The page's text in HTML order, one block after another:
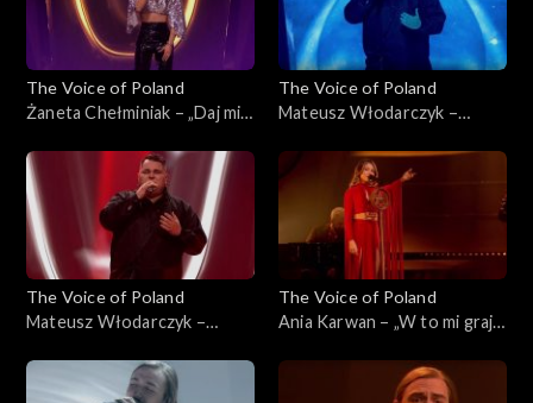
The Voice of Poland
Żaneta Chełminiak – „Daj mi
Poland”, Live 3, 22 listopada
2025
The Voice of Poland
Mateusz Włodarczyk –
„The Voice of Poland”, Live 3,
22 listopada 2025
The Voice of Poland
Mateusz Włodarczyk –
Poland”, Live 3, 22 listopada
The Voice of Poland
Ania Karwan – „W to mi graj”,
22 listopada 2025